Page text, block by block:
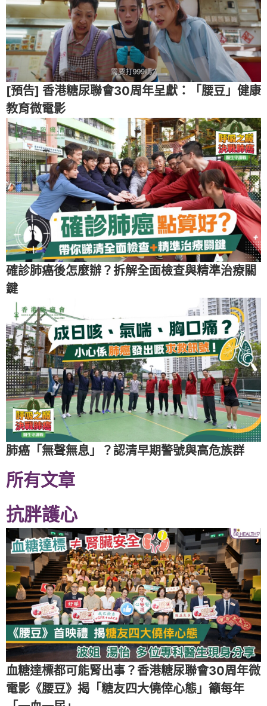
[預告] 香港糖尿聯會30周年呈獻：「腰豆」健康
教育微電影
確診肺癌後怎麼辦？拆解全面檢查與精準治療關
鍵
肺癌「無聲無息」？認清早期警號與高危族群
所有文章
抗胖護心
血糖達標都可能腎出事？香港糖尿聯會30周年微
電影《腰豆》揭「糖友四大僥倖心態」籲每年